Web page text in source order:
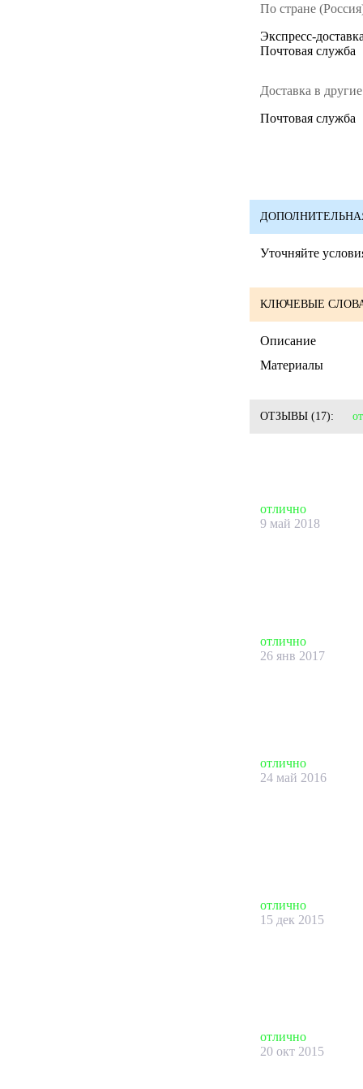
По стране
Экспресс-
Почтовая служба
Доставка в
Почтовая служба
Уточняйте
КЛЮЧЕВЫЕ
Описание
Материалы
ОТЗЫВЫ (17):
отлично
9 май 2018
отлично
26 янв 2017
отлично
24 май 2016
отлично
15 дек 2015
отлично
20 окт 2015